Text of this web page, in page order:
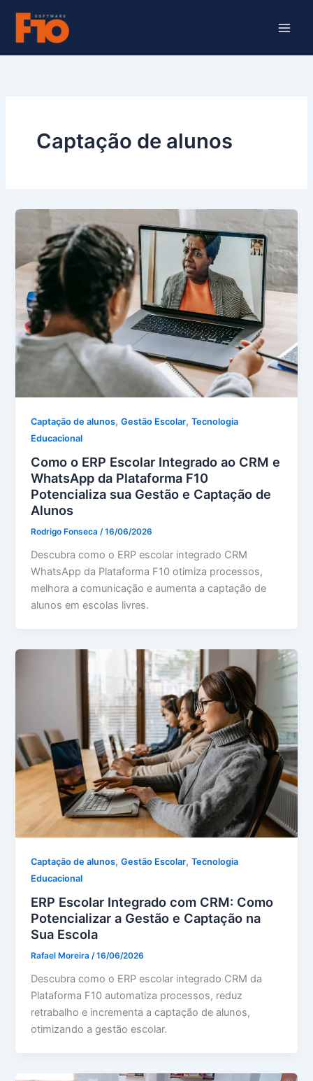
conteúdo
Captação de alunos
Captação de alunos,Gestão Escolar,Tecnologia
Educacional
Como o ERP Escolar Integrado ao CRM e
WhatsApp da Plataforma F10
Potencializa sua Gestão e Captação de
Alunos
Rodrigo Fonseca/16/06/2026
Descubra como o ERP escolar integrado CRM
WhatsApp da Plataforma F10 otimiza processos,
melhora a comunicação e aumenta a captação de
alunos em escolas livres.
Captação de alunos,Gestão Escolar,Tecnologia
Educacional
ERP Escolar Integrado com CRM: Como
Potencializar a Gestão e Captação na
Sua Escola
Rafael Moreira/16/06/2026
Descubra como o ERP escolar integrado CRM da
Plataforma F10 automatiza processos, reduz
retrabalho e incrementa a captação de alunos,
otimizando a gestão escolar.